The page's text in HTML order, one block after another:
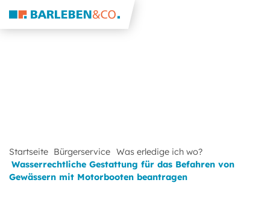
Startseite Bürgerservice Was erledige ich wo?
Wasserrechtliche Gestattung für das Befahren von
Gewässern mit Motorbooten beantragen